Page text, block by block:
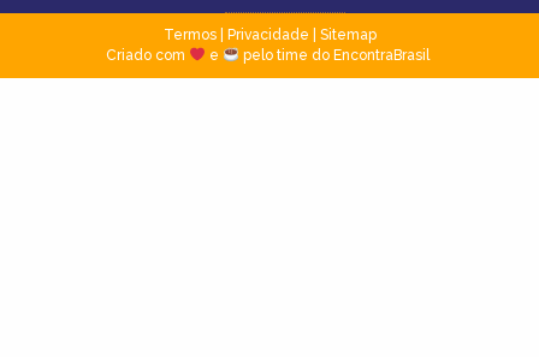
Termos| Privacidade
Sitemap
Criado com
e pelo time do EncontraBrasil